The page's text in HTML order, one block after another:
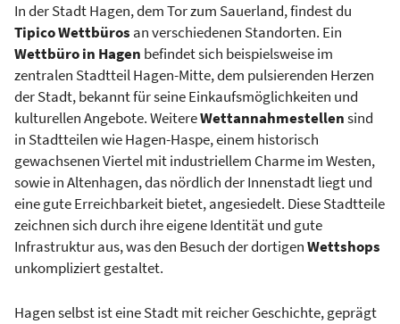
In der Stadt Hagen, dem Tor zum Sauerland, findest du
Tipico Wettbüros an verschiedenen Standorten. Ein
Wettbüro in Hagen befindet sich beispielsweise im
zentralen Stadtteil Hagen-Mitte, dem pulsierenden Herzen
der Stadt, bekannt für seine Einkaufsmöglichkeiten und
kulturellen Angebote. WeitereWettannahmestellensind
in Stadtteilen wie Hagen-Haspe, einem historisch
gewachsenen Viertel mit industriellem Charme im Westen,
sowie in Altenhagen, das nördlich der Innenstadt liegt und
eine gute Erreichbarkeit bietet, angesiedelt. Diese Stadtteile
zeichnen sich durch ihre eigene Identität und gute
Infrastruktur aus, was den Besuch der dortigenWettshops
unkompliziert gestaltet.
Hagen selbst ist eine Stadt mit reicher Geschichte, geprägt